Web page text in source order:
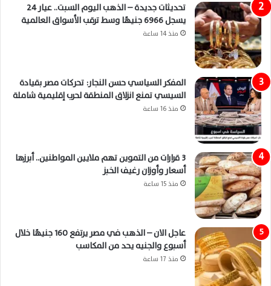
تحديثات جديدة – الذهب اليوم السبت.. عيار 24
يسجل 6966 جنيهًا وسط ترقب الأسواق العالمية
منذ 14 ساعة
المفكر السياسي حسن النجار: تحركات مصر بقيادة
السيسي تمنع انزلاق المنطقة لحرب إقليمية شاملة
منذ 16 ساعة
3 قرارات من التموين تهم ملايين المواطنين.. أبرزها
أسعار وأوزان رغيف الخبز
منذ 15 ساعة
عاجل الان – الذهب في مصر يرتفع 160 جنيهًا خلال
أسبوع والجنيه يحد من المكاسب
منذ 17 ساعة